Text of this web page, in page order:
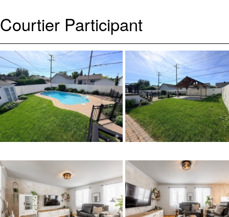
Courtier Participant